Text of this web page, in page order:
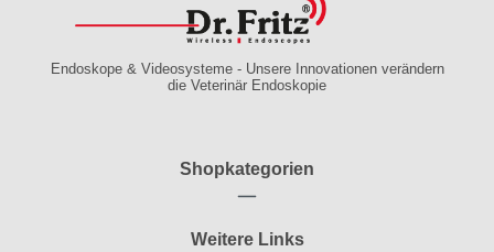
Endoskope & Videosysteme - Unsere Innovationen verändern
die Veterinär Endoskopie
Shopkategorien
Weitere Links